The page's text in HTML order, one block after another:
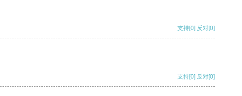
支持[0] 反对[0]
支持[0] 反对[0]